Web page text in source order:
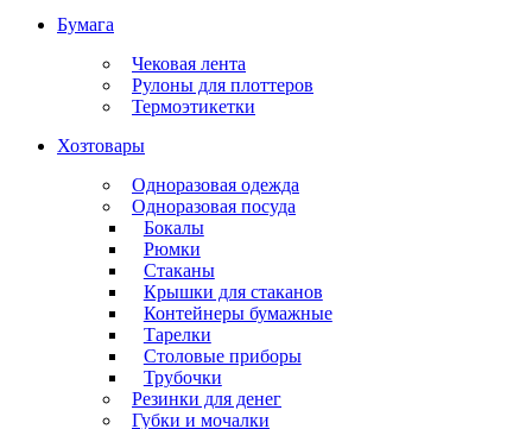
Бумага
Чековая лента
Рулоны для плоттеров
Термоэтикетки
Хозтовары
Одноразовая одежда
Одноразовая посуда
Бокалы
Рюмки
Стаканы
Крышки для стаканов
Контейнеры бумажные
Тарелки
Столовые приборы
Трубочки
Резинки для денег
Губки и мочалки